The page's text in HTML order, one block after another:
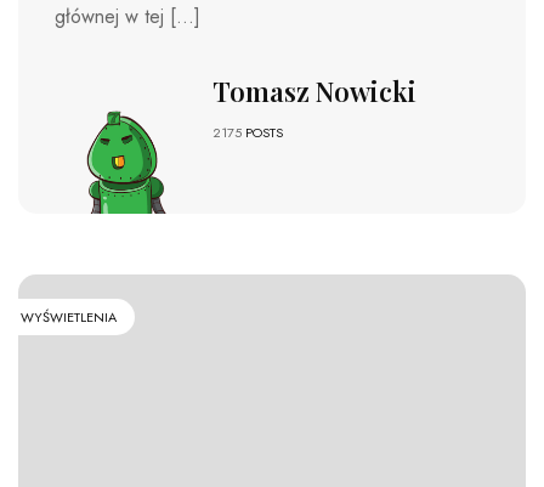
głównej w tej […]
Tomasz Nowicki
2175 POSTS
WYŚWIETLENIA